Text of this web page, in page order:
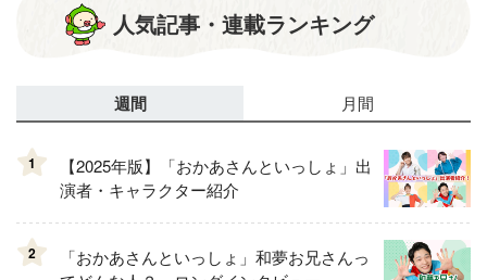
人気記事・連載ランキング
週間 月間
1
【2025年版】「おかあさんといっしょ」出
演者・キャラクター紹介
2
「おかあさんといっしょ」和夢お兄さんっ